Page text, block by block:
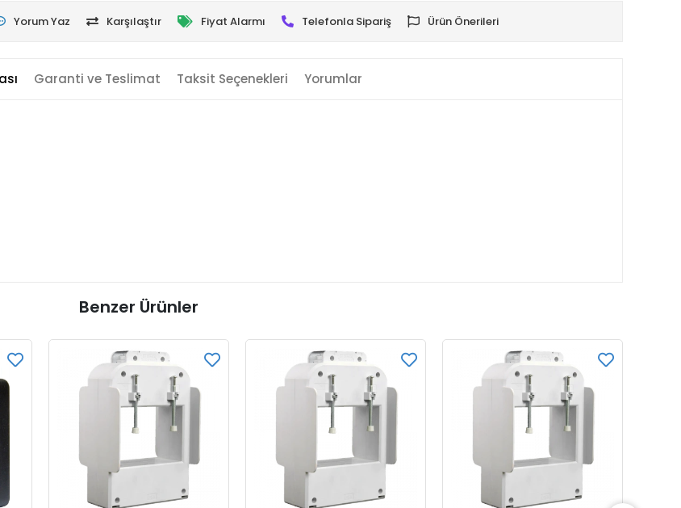
Yorum Yaz Karşılaştır Fiyat Alarmı Telefonla Sipariş Ürün Önerileri
Garanti ve Teslimat Taksit Seçenekleri Yorumlar
Benzer Ürünler